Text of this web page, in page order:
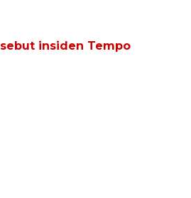
insiden Tempo